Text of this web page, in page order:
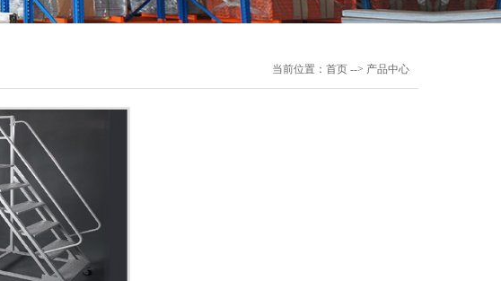
当前位置： 首页 --> 产品中心